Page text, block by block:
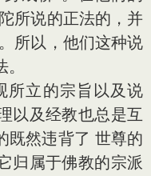
所说的正法的，并
所以，他们这种说
立的宗旨以及说
以及经教也总是互
既然违背了 世尊的
归属于佛教的宗派